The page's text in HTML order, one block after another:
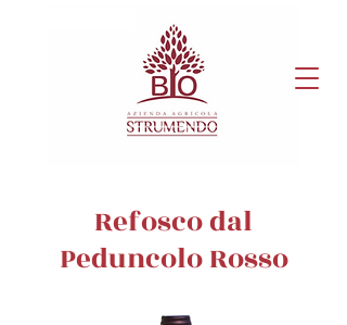
Refosco dal
Peduncolo Rosso